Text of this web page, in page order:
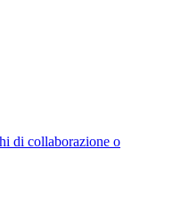
di collaborazione o